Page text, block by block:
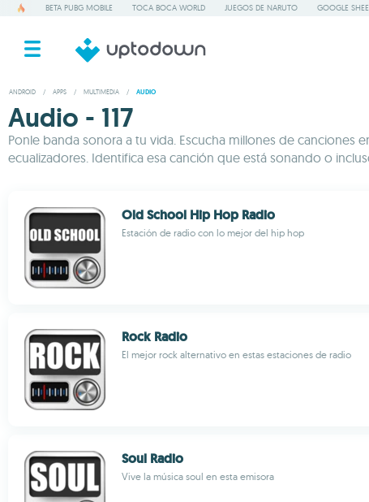
BETA PUBG MOBILE TOCA BOCA WORLD JUEGOS DE NARUTO GOOGLE
ANDROID / APPS / MULTIMEDIA / AUDIO
Audio - 117
Ponle banda sonora a tu vida. Escucha millones de
ecualizadores. Identifica esa canción que está sonando o
Old School Hip Hop Radio
Estación de radio con lo mejor del hip hop
Rock Radio
El mejor rock alternativo en estas estaciones de radio
Soul Radio
Vive la música soul en esta emisora